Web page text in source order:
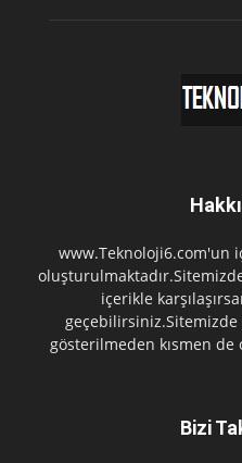
www.Teknoloji6.com'un
içerikle
geçebilirsiniz.Sitemizde
gösterilmeden kısmen de
Bizi